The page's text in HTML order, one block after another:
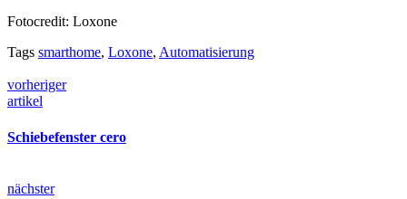
Fotocredit: Loxone
Tags smarthome, Loxone, Automatisierung
vorheriger
artikel
Schiebefenster cero
nächster